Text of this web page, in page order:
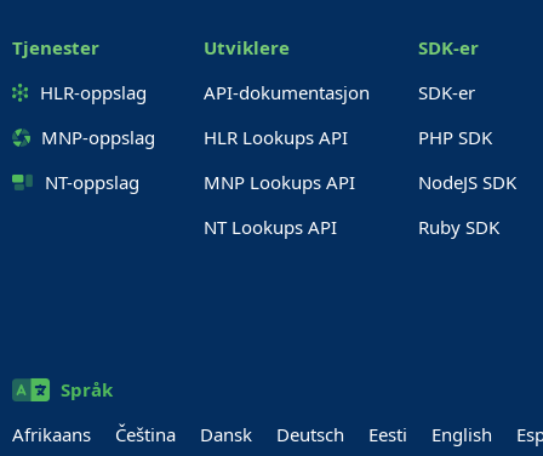
Tjenester
HLR-oppslag
MNP-oppslag
NT-oppslag
Utviklere
API-dokumentasjon
HLR Lookups API
MNP Lookups API
NT Lookups API
SDK-er
SDK-er
PHP SDK
NodeJS SDK
Ruby SDK
Språk
Afrikaans
Čeština Dansk Deutsch Eesti English